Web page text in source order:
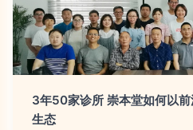
3年50家诊所 崇本堂如何以
生态